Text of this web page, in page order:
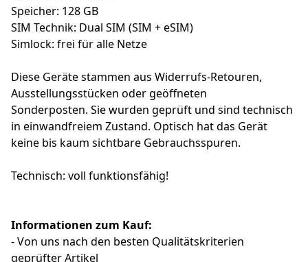
Speicher: 128 GB
SIM Technik: Dual SIM (SIM + eSIM)
Simlock: frei für alle Netze
Diese Geräte stammen aus Widerrufs-Retouren,
Ausstellungsstücken oder geöffneten
Sonderposten. Sie wurden geprüft und sind technisch
in einwandfreiem Zustand. Optisch hat das Gerät
keine bis kaum sichtbare Gebrauchsspuren.
Technisch: voll funktionsfähig!
Informationen zum Kauf:
- Von uns nach den besten Qualitätskriterien
geprüfter Artikel